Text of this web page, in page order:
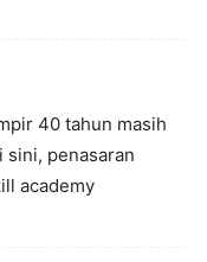
40 tahun masih
sini, penasaran
academy